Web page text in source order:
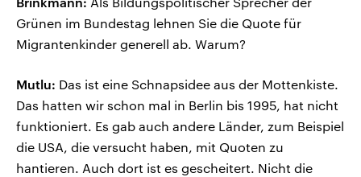
Grünen im Bundestag lehnen Sie die Quote für
Migrantenkinder generell ab. Warum?
Mutlu: Das ist eine Schnapsidee aus der Mottenkiste.
Das hatten wir schon mal in Berlin bis 1995, hat nicht
funktioniert. Es gab auch andere Länder, zum Beispiel
die USA, die versucht haben, mit Quoten zu
hantieren. Auch dort ist es gescheitert. Nicht die